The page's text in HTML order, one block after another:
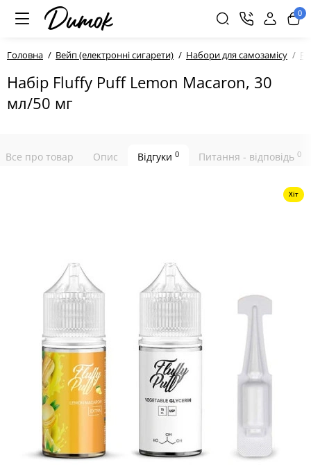
0
Головна Вейп (електронні сигарети) Набори для самозамісу
Набір Fluffy Puff Lemon Macaron, 30
мл/50 мг
Все про товар Опис Відгуки 0 Питання - відповідь 0
Хіт